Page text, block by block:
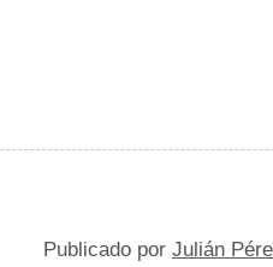
Publicado por Julián